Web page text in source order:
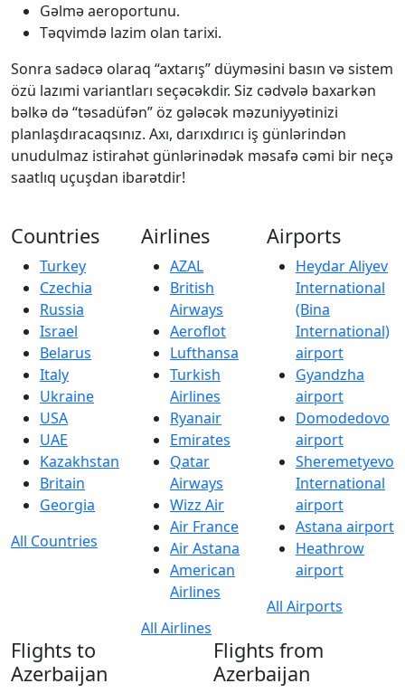
Gəlmə aeroportunu.
Təqvimdə lazim olan tarixi.
Sonra sadəcə olaraq “axtarış” düyməsini basın və sistem
özü lazımi variantları seçəcəkdir. Siz cədvələ baxarkən
bəlkə də “təsadüfən” öz gələcək məzuniyyətinizi
planlaşdıracaqsınız. Axı, darıxdırıcı iş günlərindən
unudulmaz istirahət günlərinədək məsafə cəmi bir neçə
saatlıq uçuşdan ibarətdir!
Countries
Turkey
Czechia
Russia
Israel
Belarus
Italy
Ukraine
USA
UAE
Kazakhstan
Britain
Georgia
All Countries
Airlines
AZAL
British
Airways
Aeroflot
Lufthansa
Turkish
Airlines
Ryanair
Emirates
Qatar
Airways
Wizz Air
Air France
Air Astana
American
Airlines
All Airlines
Airports
Heydar Aliyev
International
(Bina
International)
airport
Gyandzha
airport
Domodedovo
airport
Sheremetyevo
International
airport
Astana airport
Heathrow
airport
All Airports
Flights to
Azerbaijan
Flights from
Azerbaijan